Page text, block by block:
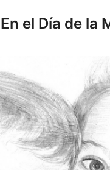
el Día de la